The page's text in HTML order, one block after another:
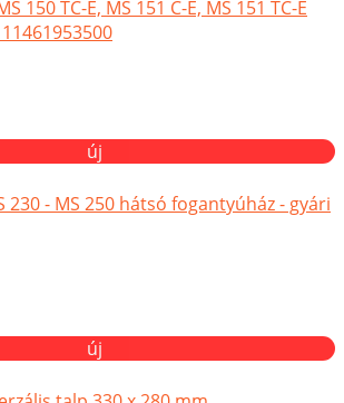
150 TC-E, MS 151 C-E, MS 151 TC-E
új
230 - MS 250 hátsó fogantyúház - gyári
új